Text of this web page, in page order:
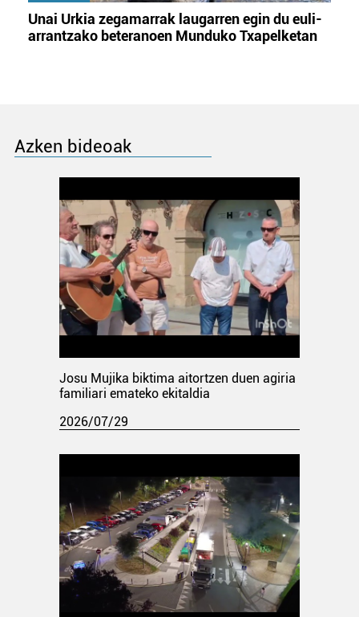
Unai Urkia zegamarrak laugarren egin du euli-
arrantzako beteranoen Munduko Txapelketan
Azken bideoak
Josu Mujika biktima aitortzen duen agiria
familiari emateko ekitaldia
2026/07/29